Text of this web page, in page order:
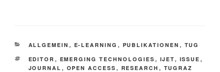
KATEGORIEN
ALLGEMEIN , E-LEARNING , PUBLIKATIONEN , TUG
SCHLAGWÖRTER
EDITOR , EMERGING TECHNOLOGIES , IJET, ISSUE ,
JOURNAL , OPEN ACCESS , RESEARCH , TUGRAZ